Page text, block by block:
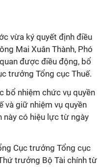
vừa ký quyết định điều
Mai Xuân Thành, Phó
được điều động, bổ
trưởng Tổng cục Thuế.
bổ nhiệm chức vụ quyền
và giữ nhiệm vụ quyền
này có hiệu lực từ ngày
Cục trưởng Tổng cục
trưởng Bộ Tài chính từ